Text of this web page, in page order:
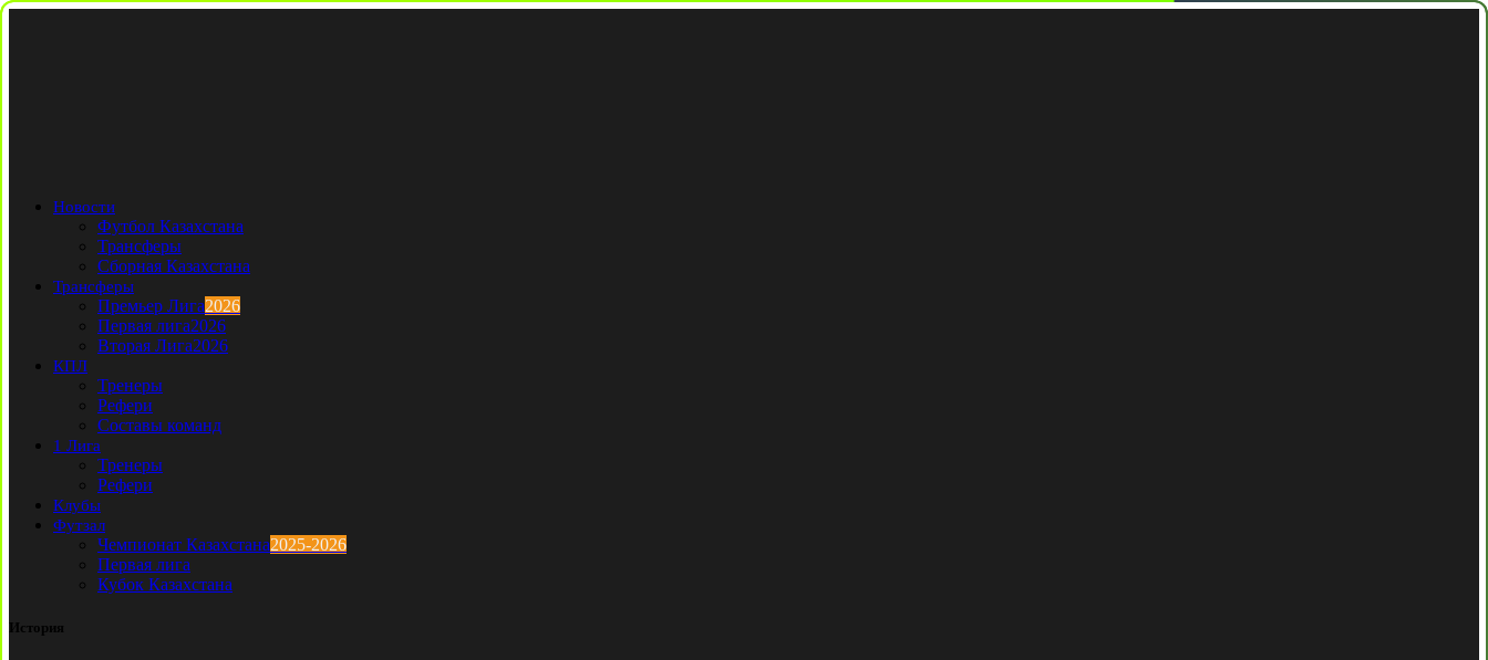
Новости
Футбол Казахстана
Трансферы
Сборная Казахстана
Трансферы
Премьер Лига2026
Первая лига2026
Вторая Лига2026
КПЛ
Тренеры
Рефери
Составы команд
1 Лига
Тренеры
Рефери
Клубы
Футзал
Чемпионат Казахстана2025-2026
Первая лига
Кубок Казахстана
История